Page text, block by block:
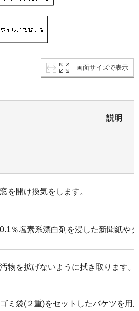
画面サイズで表示
説明
窓を開け換気をします。
0.1％塩素系漂白剤を浸した新聞紙や
汚物を拡げないように拭き取ります。
ゴミ袋(２重)をセットしたバケツを用